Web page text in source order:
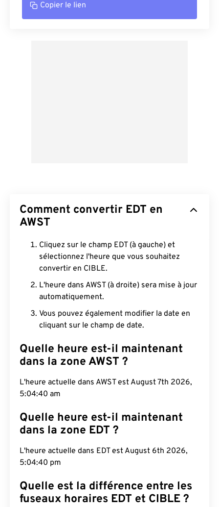
Copier le lien
Comment convertir EDT en
AWST
Cliquez sur le champ EDT (à gauche) et
sélectionnez l'heure que vous souhaitez
convertir en CIBLE.
L'heure dans AWST (à droite) sera mise à jour
automatiquement.
Vous pouvez également modifier la date en
cliquant sur le champ de date.
Quelle heure est-il maintenant
dans la zone AWST ?
L'heure actuelle dans AWST est August 7th 2026,
5:04:41 am
Quelle heure est-il maintenant
dans la zone EDT ?
L'heure actuelle dans EDT est August 6th 2026,
5:04:41 pm
Quelle est la différence entre les
fuseaux horaires EDT et CIBLE ?